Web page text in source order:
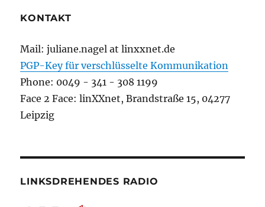
KONTAKT
Mail: juliane.nagel at linxxnet.de
PGP-Key für verschlüsselte Kommunikation
Phone: 0049 - 341 - 308 1199
Face 2 Face: linXXnet, Brandstraße 15, 04277
Leipzig
LINKSDREHENDES RADIO